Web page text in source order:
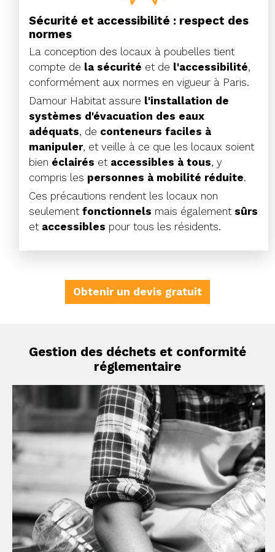
Sécurité et accessibilité : respect des
normes
La conception des locaux à poubelles tient
compte de la sécurité et de l'accessibilité,
conformément aux normes en vigueur à Paris.
Damour Habitat assure l'installation de
systèmes d'évacuation des eaux
adéquats, de conteneurs faciles à
manipuler, et veille à ce que les locaux soient
bien éclairés et accessibles à tous, y
compris les personnes à mobilité réduite.
Ces précautions rendent les locaux non
seulement fonctionnels mais également sûrs
et accessibles pour tous les résidents.
Obtenir un devis gratuit
Gestion des déchets et conformité
réglementaire